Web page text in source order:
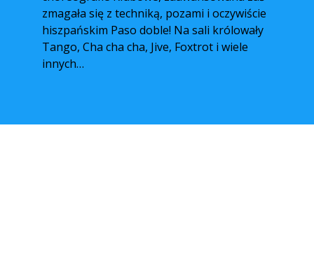
zmagała się z techniką, pozami i oczywiście
hiszpańskim Paso doble! Na sali królowały
Tango, Cha cha cha, Jive, Foxtrot i wiele
innych…